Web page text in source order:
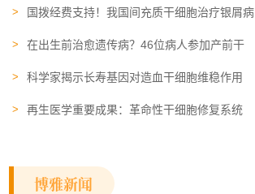
国拨经费支持！我国间充质干细胞治疗银屑病
在出生前治愈遗传病？46位病人参加产前干
科学家揭示长寿基因对造血干细胞维稳作用
再生医学重要成果：革命性干细胞修复系统
博雅新闻